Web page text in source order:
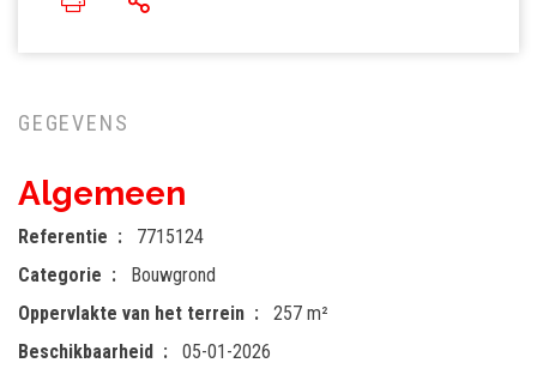
GEGEVENS
Algemeen
Referentie
7715124
Categorie
Bouwgrond
Oppervlakte van het terrein
257 m²
Beschikbaarheid
05-01-2026